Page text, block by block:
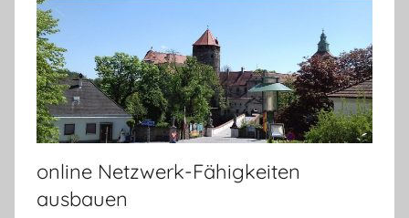
online Netzwerk-Fähigkeiten
ausbauen